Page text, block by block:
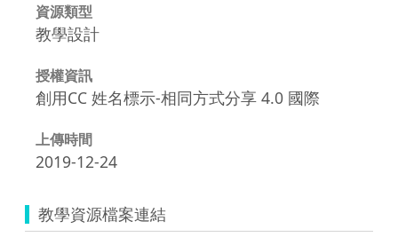
資源類型
教學設計
授權資訊
創用CC 姓名標示-相同方式分享 4.0 國際
上傳時間
2019-12-24
教學資源檔案連結